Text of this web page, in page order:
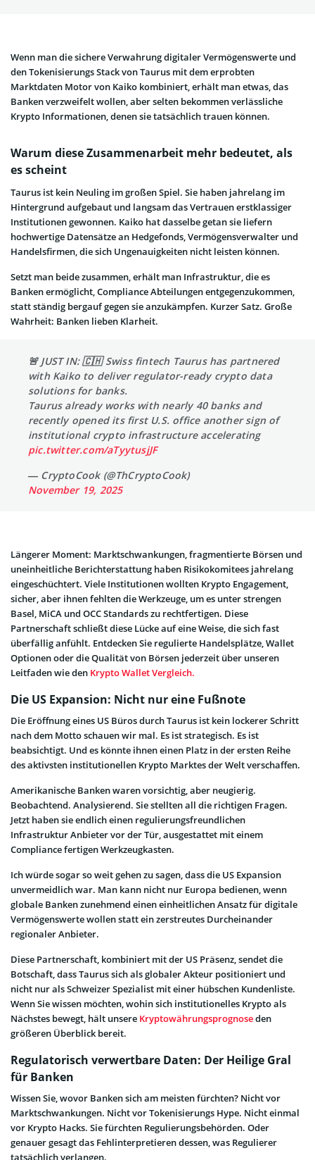
Wenn man die sichere Verwahrung digitaler Vermögenswerte und
den Tokenisierungs Stack von Taurus mit dem erprobten
Marktdaten Motor von Kaiko kombiniert, erhält man etwas, das
Banken verzweifelt wollen, aber selten bekommen verlässliche
Krypto Informationen, denen sie tatsächlich trauen können.
Warum diese Zusammenarbeit mehr bedeutet, als
es scheint
Taurus ist kein Neuling im großen Spiel. Sie haben jahrelang im
Hintergrund aufgebaut und langsam das Vertrauen erstklassiger
Institutionen gewonnen. Kaiko hat dasselbe getan sie liefern
hochwertige Datensätze an Hedgefonds, Vermögensverwalter und
Handelsfirmen, die sich Ungenauigkeiten nicht leisten können.
Setzt man beide zusammen, erhält man Infrastruktur, die es
Banken ermöglicht, Compliance Abteilungen entgegenzukommen,
statt ständig bergauf gegen sie anzukämpfen. Kurzer Satz. Große
Wahrheit: Banken lieben Klarheit.
🚨 JUST IN: 🇨🇭 Swiss fintech Taurus has partnered
with Kaiko to deliver regulator-ready crypto data
solutions for banks.
Taurus already works with nearly 40 banks and
recently opened its first U.S. office another sign of
institutional crypto infrastructure accelerating
pic.twitter.com/aTyytusjJF
— CryptoCook (@ThCryptoCook)
November 19, 2025
Längerer Moment: Marktschwankungen, fragmentierte Börsen und
uneinheitliche Berichterstattung haben Risikokomitees jahrelang
eingeschüchtert. Viele Institutionen wollten Krypto Engagement,
sicher, aber ihnen fehlten die Werkzeuge, um es unter strengen
Basel, MiCA und OCC Standards zu rechtfertigen. Diese
Partnerschaft schließt diese Lücke auf eine Weise, die sich fast
überfällig anfühlt. Entdecken Sie regulierte Handelsplätze, Wallet
Optionen oder die Qualität von Börsen jederzeit über unseren
Leitfaden wie den Krypto Wallet Vergleich.
Die US Expansion: Nicht nur eine Fußnote
Die Eröffnung eines US Büros durch Taurus ist kein lockerer Schritt
nach dem Motto schauen wir mal. Es ist strategisch. Es ist
beabsichtigt. Und es könnte ihnen einen Platz in der ersten Reihe
des aktivsten institutionellen Krypto Marktes der Welt verschaffen.
Amerikanische Banken waren vorsichtig, aber neugierig.
Beobachtend. Analysierend. Sie stellten all die richtigen Fragen.
Jetzt haben sie endlich einen regulierungsfreundlichen
Infrastruktur Anbieter vor der Tür, ausgestattet mit einem
Compliance fertigen Werkzeugkasten.
Ich würde sogar so weit gehen zu sagen, dass die US Expansion
unvermeidlich war. Man kann nicht nur Europa bedienen, wenn
globale Banken zunehmend einen einheitlichen Ansatz für digitale
Vermögenswerte wollen statt ein zerstreutes Durcheinander
regionaler Anbieter.
Diese Partnerschaft, kombiniert mit der US Präsenz, sendet die
Botschaft, dass Taurus sich als globaler Akteur positioniert und
nicht nur als Schweizer Spezialist mit einer hübschen Kundenliste.
Wenn Sie wissen möchten, wohin sich institutionelles Krypto als
Nächstes bewegt, hält unsere Kryptowährungsprognoseden
größeren Überblick bereit.
Regulatorisch verwertbare Daten: Der Heilige Gral
für Banken
Wissen Sie, wovor Banken sich am meisten fürchten? Nicht vor
Marktschwankungen. Nicht vor Tokenisierungs Hype. Nicht einmal
vor Krypto Hacks. Sie fürchten Regulierungsbehörden. Oder
genauer gesagt das Fehlinterpretieren dessen, was Regulierer
tatsächlich verlangen.